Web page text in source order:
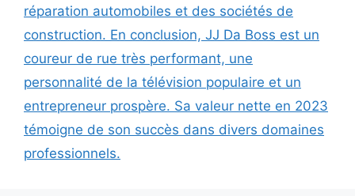
réparation automobiles et des sociétés de
construction. En conclusion, JJ Da Boss est un
coureur de rue très performant, une
personnalité de la télévision populaire et un
entrepreneur prospère. Sa valeur nette en 2023
témoigne de son succès dans divers domaines
professionnels.